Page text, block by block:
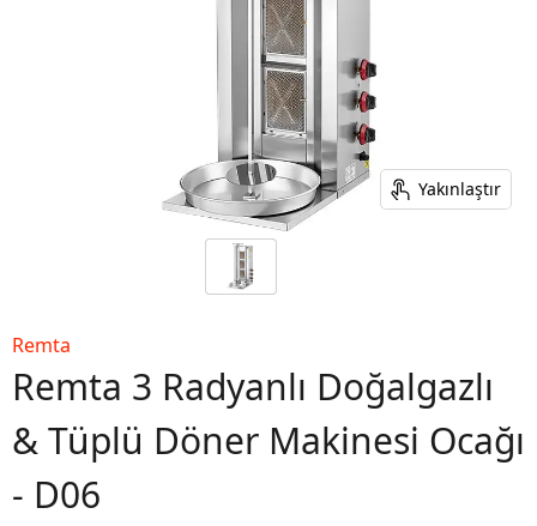
Yakınlaştır
Remta
Remta 3 Radyanlı Doğalgazlı
& Tüplü Döner Makinesi Ocağı
- D06